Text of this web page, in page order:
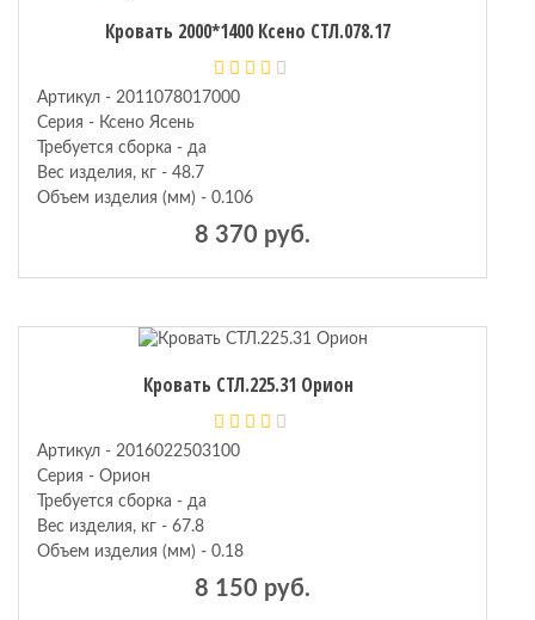
Кровать 2000*1400 Ксено СТЛ.078.17
Артикул - 2011078017000
Серия - Ксено Ясень
Требуется сборка - да
Вес изделия, кг - 48.7
Объем изделия (мм) - 0.106
8 370 руб.
Кровать СТЛ.225.31 Орион
Артикул - 2016022503100
Серия - Орион
Требуется сборка - да
Вес изделия, кг - 67.8
Объем изделия (мм) - 0.18
8 150 руб.